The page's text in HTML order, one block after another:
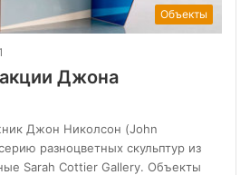
Объекты
Джона
Джон Николсон (John
разноцветных скульптур из
Sarah Cottier Gallery. Объекты